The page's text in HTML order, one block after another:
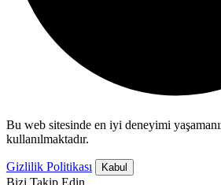
Bu web sitesinde en iyi deneyimi
kullanılmaktadır.
Gizlilik Politikası Kabul
Bizi Takip Edin